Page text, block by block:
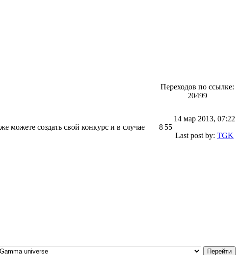
Переходов по ссылке:
20499
создать свой конкурс и в случае
8 55
14 мар 2013, 07:22
Last post by: TGK